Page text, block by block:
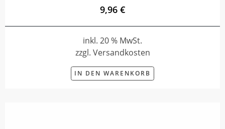
9,96 €
inkl. 20 % MwSt.
zzgl. Versandkosten
IN DEN WARENKORB